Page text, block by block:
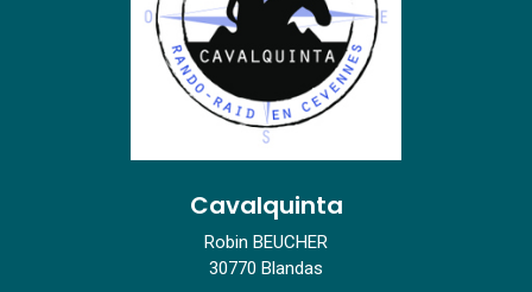
Cavalquinta
Robin BEUCHER
30770 Blandas